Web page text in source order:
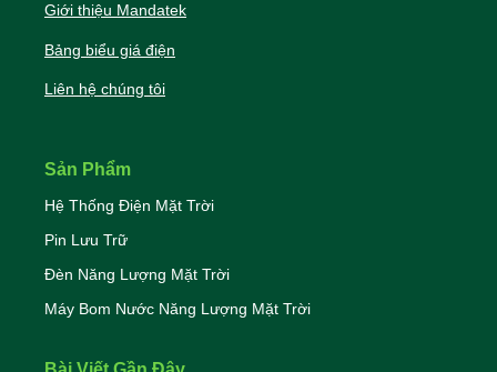
Giới thiệu Mandatek
Bảng biểu giá điện
Liên hệ chúng tôi
Sản Phẩm
Hệ Thống Điện Mặt Trời
Pin Lưu Trữ
Đèn Năng Lượng Mặt Trời
Máy Bom Nước Năng Lượng Mặt Trời